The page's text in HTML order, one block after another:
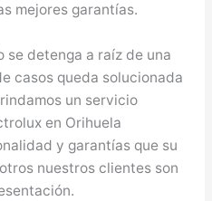
mejores garantías.
se detenga a raíz de una
casos queda solucionada
un servicio
en Orihuela
y garantías que su
nuestros clientes son